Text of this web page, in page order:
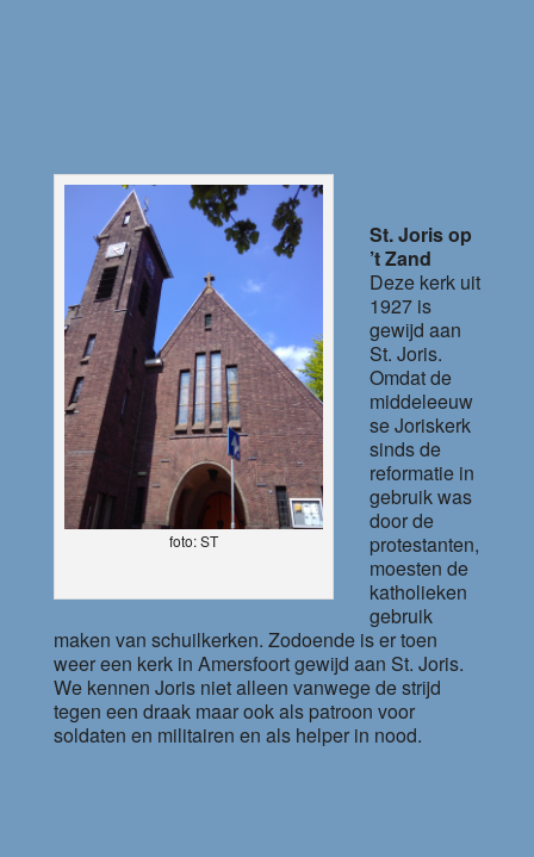
foto: ST
St. Joris op
’t Zand
Deze kerk uit
1927 is
gewijd aan
St. Joris.
Omdat de
middeleeuw
se Joriskerk
sinds de
reformatie in
gebruik was
door de
protestanten,
moesten de
katholieken
gebruik
maken van schuilkerken. Zodoende is er toen
weer een kerk in Amersfoort gewijd aan St. Joris.
We kennen Joris niet alleen vanwege de strijd
tegen een draak maar ook als patroon voor
soldaten en militairen en als helper in nood.